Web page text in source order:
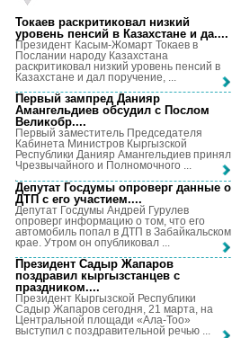
Токаев раскритиковал низкий
уровень пенсий в Казахстане и да....
Президент Касым-Жомарт Токаев в
Послании народу Казахстана
раскритиковал низкий уровень пенсий в
Казахстане и дал поручение, ...
Первый зампред Данияр
Амангельдиев обсудил с Послом
Великобр....
Первый заместитель Председателя
Кабинета Министров Кыргызской
Республики Данияр Амангельдиев принял
Чрезвычайного и Полномочного ...
Депутат Госдумы опроверг данные о
ДТП с его участием....
Депутат Госдумы Андрей Гурулев
опроверг информацию о том, что его
автомобиль попал в ДТП в Забайкальском
крае. Утром он опубликовал ...
Президент Садыр Жапаров
поздравил кыргызстанцев с
праздником....
Президент Кыргызской Республики
Садыр Жапаров сегодня, 21 марта, на
Центральной площади «Ала-Тоо»
выступил с поздравительной речью ...